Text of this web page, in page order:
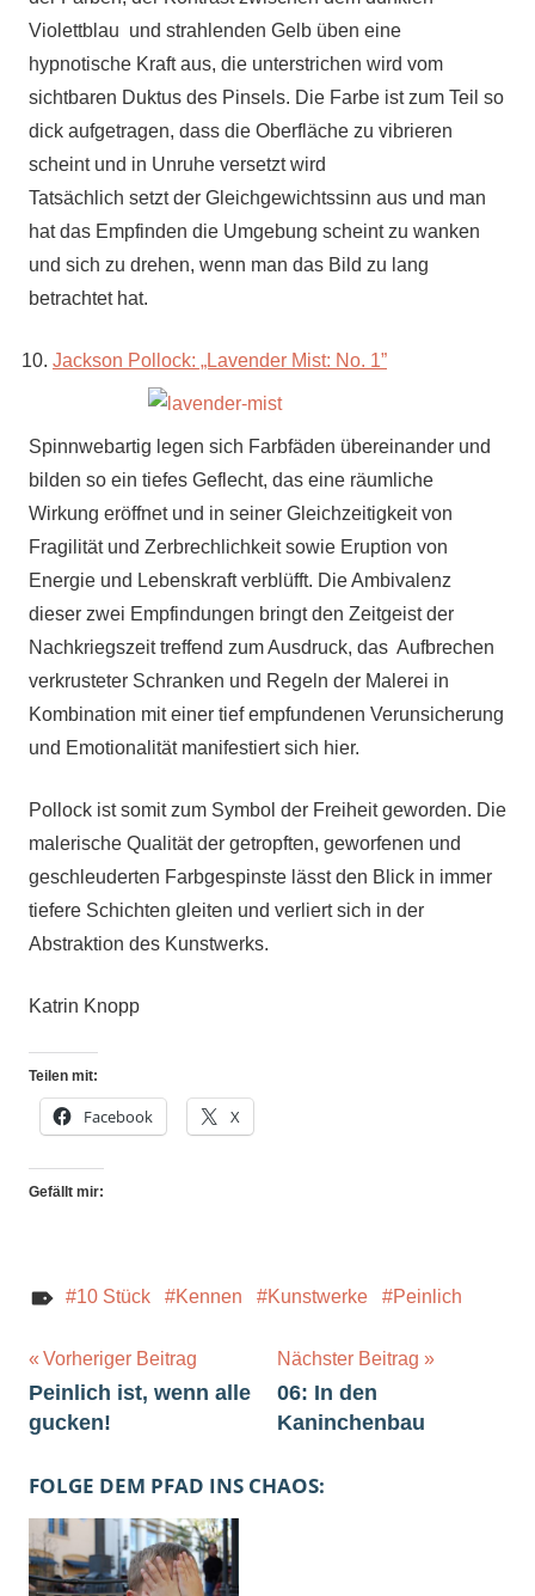
Violettblau und strahlenden Gelb üben eine
hypnotische Kraft aus, die unterstrichen wird vom
sichtbaren Duktus des Pinsels. Die Farbe ist zum Teil so
dick aufgetragen, dass die Oberfläche zu vibrieren
scheint und in Unruhe versetzt wird
Tatsächlich setzt der Gleichgewichtssinn aus und man
hat das Empfinden die Umgebung scheint zu wanken
und sich zu drehen, wenn man das Bild zu lang
betrachtet hat.
Jackson Pollock: „Lavender Mist: No. 1”
Spinnwebartig legen sich Farbfäden übereinander und
bilden so ein tiefes Geflecht, das eine räumliche
Wirkung eröffnet und in seiner Gleichzeitigkeit von
Fragilität und Zerbrechlichkeit sowie Eruption von
Energie und Lebenskraft verblüfft. Die Ambivalenz
dieser zwei Empfindungen bringt den Zeitgeist der
Nachkriegszeit treffend zum Ausdruck, das Aufbrechen
verkrusteter Schranken und Regeln der Malerei in
Kombination mit einer tief empfundenen Verunsicherung
und Emotionalität manifestiert sich hier.
Pollock ist somit zum Symbol der Freiheit geworden. Die
malerische Qualität der getropften, geworfenen und
geschleuderten Farbgespinste lässt den Blick in immer
tiefere Schichten gleiten und verliert sich in der
Abstraktion des Kunstwerks.
Katrin Knopp
Teilen mit:
Facebook X
Gefällt mir:
10 Stück Kennen Kunstwerke Peinlich
Beitragsnavigation
Vorheriger Beitrag
Peinlich ist, wenn alle
gucken!
Nächster Beitrag
06: In den
Kaninchenbau
FOLGE DEM PFAD INS CHAOS: